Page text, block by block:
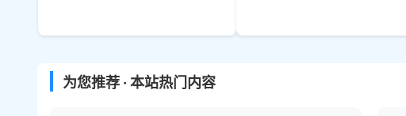
为您推荐 · 本站热门内容